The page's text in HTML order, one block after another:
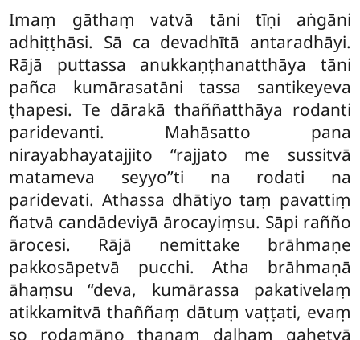
Imaṃ gāthaṃ vatvā tāni tīṇi aṅgāni
adhiṭṭhāsi. Sā ca devadhītā antaradhāyi.
Rājā puttassa anukkaṇṭhanatthāya tāni
pañca kumārasatāni tassa santikeyeva
ṭhapesi. Te dārakā thaññatthāya rodanti
paridevanti. Mahāsatto pana
nirayabhayatajjito ‘‘rajjato me sussitvā
matameva seyyo’’ti na rodati na
paridevati. Athassa dhātiyo taṃ pavattiṃ
ñatvā candādeviyā ārocayiṃsu. Sāpi rañño
ārocesi. Rājā nemittake brāhmaṇe
pakkosāpetvā pucchi. Atha brāhmaṇā
āhaṃsu ‘‘deva, kumārassa pakativelaṃ
atikkamitvā thaññaṃ dātuṃ vaṭṭati, evaṃ
so rodamāno thanaṃ daḷhaṃ gahetvā